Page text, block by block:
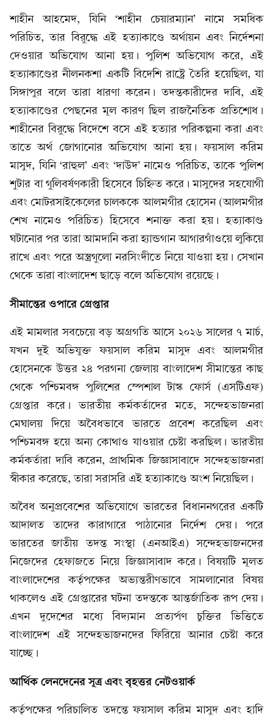
শাহীন আহমেদ, যিনি ‘শাহীন চেয়ারম্যান’ নামে সমধিক
পরিচিত, তার বিরুদ্ধে এই হত্যাকাণ্ডে অর্থায়ন এবং নির্দেশনা
দেওয়ার অভিযোগ আনা হয়। পুলিশ অভিযোগ করে, এই
হত্যাকাণ্ডের নীলনকশা একটি বিদেশি রাষ্ট্রে তৈরি হয়েছিল, যা
সিঙ্গাপুর বলে তারা ধারণা করেন। তদন্তকারীদের দাবি, এই
হত্যাকাণ্ডের পেছনের মূল কারণ ছিল রাজনৈতিক প্রতিশোধ।
শাহীনের বিরুদ্ধে বিদেশে বসে এই হত্যার পরিকল্পনা করা এবং
তাতে অর্থ জোগানোর অভিযোগ আনা হয়। ফয়সাল করিম
মাসুদ, যিনি ‘রাহুল’ এবং ‘দাউদ’ নামেও পরিচিত, তাকে পুলিশ
শুটার বা গুলিবর্ষণকারী হিসেবে চিহ্নিত করে। মাসুদের সহযোগী
এবং মোটরসাইকেলের চালককে আলমগীর হোসেন (আলমগীর
শেখ নামেও পরিচিত) হিসেবে শনাক্ত করা হয়। হত্যাকাণ্ড
ঘটানোর পর তারা আমদানি করা হ্যান্ডগান আগারগাঁওয়ে লুকিয়ে
রাখে এবং পরে অস্ত্রগুলো নরসিংদীতে নিয়ে যাওয়া হয়। সেখান
থেকে তারা বাংলাদেশ ছাড়ে বলে অভিযোগ রয়েছে।
সীমান্তের ওপারে গ্রেপ্তার
এই মামলার সবচেয়ে বড় অগ্রগতি আসে ২০২৬ সালের ৭ মার্চ,
যখন দুই অভিযুক্ত ফয়সাল করিম মাসুদ এবং আলমগীর
হোসেনকে উত্তর ২৪ পরগনা জেলায় বাংলাদেশ সীমান্তের কাছ
থেকে পশ্চিমবঙ্গ পুলিশের স্পেশাল টাস্ক ফোর্স (এসটিএফ)
গ্রেপ্তার করে। ভারতীয় কর্মকর্তাদের মতে, সন্দেহভাজনরা
মেঘালয় দিয়ে অবৈধভাবে ভারতে প্রবেশ করেছিল এবং
পশ্চিমবঙ্গ হয়ে অন্য কোথাও যাওয়ার চেষ্টা করছিল। ভারতীয়
কর্মকর্তারা দাবি করেন, প্রাথমিক জিজ্ঞাসাবাদে সন্দেহভাজনরা
স্বীকার করেছে, তারা সরাসরি এই হত্যাকাণ্ডে অংশ নিয়েছিল।
অবৈধ অনুপ্রবেশের অভিযোগে ভারতের বিধাননগরের একটি
আদালত তাদের কারাগারে পাঠানোর নির্দেশ দেয়। পরে
ভারতের জাতীয় তদন্ত সংস্থা (এনআইএ) সন্দেহভাজনদের
নিজেদের হেফাজতে নিয়ে জিজ্ঞাসাবাদ করে। বিষয়টি মূলত
বাংলাদেশের কর্তৃপক্ষের অভ্যন্তরীণভাবে সামলানোর বিষয়
থাকলেও এই গ্রেপ্তারের ঘটনা তদন্তকে আন্তর্জাতিক রূপ দেয়।
এখন দুদেশের মধ্যে বিদ্যমান প্রত্যর্পণ চুক্তির ভিত্তিতে
বাংলাদেশ এই সন্দেহভাজনদের ফিরিয়ে আনার চেষ্টা করে
যাচ্ছে।
আর্থিক লেনদেনের সূত্র এবং বৃহত্তর নেটওয়ার্ক
কর্তৃপক্ষের পরিচালিত তদন্তে ফয়সাল করিম মাসুদ এবং হাদি